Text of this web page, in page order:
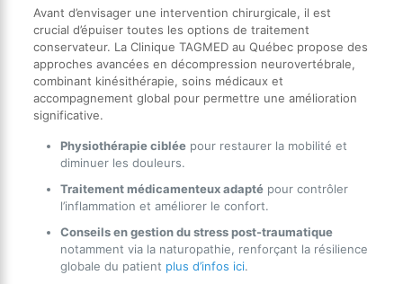
Avant d’envisager une intervention chirurgicale, il est
crucial d’épuiser toutes les options de traitement
conservateur. La Clinique TAGMED au Québec propose des
approches avancées en décompression neurovertébrale,
combinant kinésithérapie, soins médicaux et
accompagnement global pour permettre une amélioration
significative.
Physiothérapie cibléepour restaurer la mobilité et
diminuer les douleurs.
Traitement médicamenteux adaptépour contrôler
l’inflammation et améliorer le confort.
Conseils en gestion du stress post-traumatique
notamment via la naturopathie, renforçant la résilience
globale du patient plus d’infos ici.